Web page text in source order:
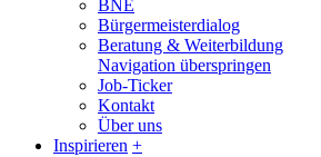
BNE
Bürgermeisterdialog
Beratung & Weiterbildung
Navigation überspringen
Job-Ticker
Kontakt
Über uns
Inspirieren +